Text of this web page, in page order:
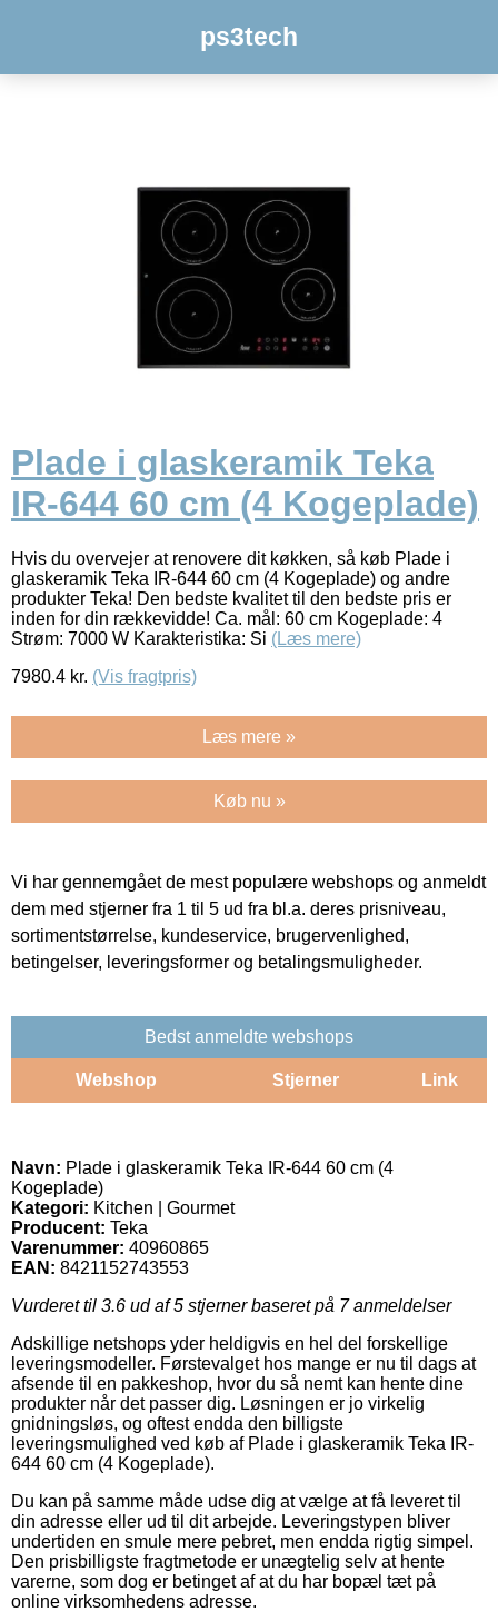
ps3tech
Plade i glaskeramik Teka
IR-644 60 cm (4 Kogeplade)
Hvis du overvejer at renovere dit køkken, så køb Plade i
glaskeramik Teka IR-644 60 cm (4 Kogeplade) og andre
produkter Teka! Den bedste kvalitet til den bedste pris er
inden for din rækkevidde! Ca. mål: 60 cm Kogeplade: 4
Strøm: 7000 W Karakteristika: Si (Læs mere)
7980.4 kr. (Vis fragtpris)
Læs mere »
Køb nu »
Vi har gennemgået de mest populære webshops og anmeldt
dem med stjerner fra 1 til 5 ud fra bl.a. deres prisniveau,
sortimentstørrelse, kundeservice, brugervenlighed,
betingelser, leveringsformer og betalingsmuligheder.
Bedst anmeldte webshops
Webshop Stjerner Link
Navn: Plade i glaskeramik Teka IR-644 60 cm (4
Kogeplade)
Kategori: Kitchen | Gourmet
Producent: Teka
Varenummer: 40960865
EAN: 8421152743553
Vurderet til 3.6 ud af 5 stjerner baseret på 7anmeldelser
Adskillige netshops yder heldigvis en hel del forskellige
leveringsmodeller. Førstevalget hos mange er nu til dags at
afsende til en pakkeshop, hvor du så nemt kan hente dine
produkter når det passer dig. Løsningen er jo virkelig
gnidningsløs, og oftest endda den billigste
leveringsmulighed ved køb af Plade i glaskeramik Teka IR-
644 60 cm (4 Kogeplade).
Du kan på samme måde udse dig at vælge at få leveret til
din adresse eller ud til dit arbejde. Leveringstypen bliver
undertiden en smule mere pebret, men endda rigtig simpel.
Den prisbilligste fragtmetode er unægtelig selv at hente
varerne, som dog er betinget af at du har bopæl tæt på
online virksomhedens adresse.